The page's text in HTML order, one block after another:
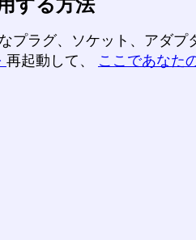
する方法
プラグ、ソケット、アダプ
再起動して、 ここであなた